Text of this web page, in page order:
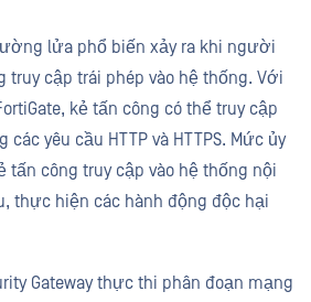
lửa phổ biến xảy ra khi người
truy cập trái phép vào hệ thống. Với
kẻ tấn công có thể truy cập
yêu cầu HTTP và HTTPS. Mức ủy
tấn công truy cập vào hệ thống nội
thực hiện các hành động độc hại
Gateway thực thi phân đoạn mạng